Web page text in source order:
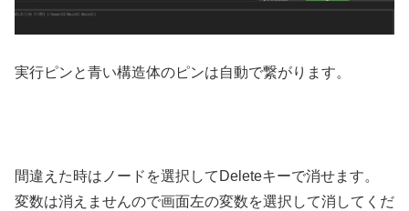
実行ピンと青い構造体のピンは自動で繋がります。
間違えた時はノードを選択してDeleteキーで消せます。
変数は消えませんので画面左の変数を選択して消してくだ